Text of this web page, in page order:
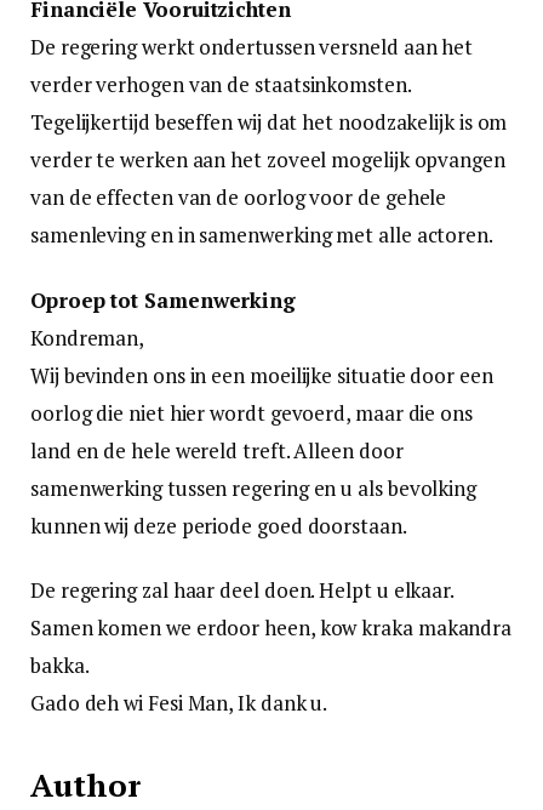
Financiële Vooruitzichten
De regering werkt ondertussen versneld aan het
verder verhogen van de staatsinkomsten.
Tegelijkertijd beseffen wij dat het noodzakelijk is om
verder te werken aan het zoveel mogelijk opvangen
van de effecten van de oorlog voor de gehele
samenleving en in samenwerking met alle actoren.
Oproep tot Samenwerking
Kondreman,
Wij bevinden ons in een moeilijke situatie door een
oorlog die niet hier wordt gevoerd, maar die ons
land en de hele wereld treft. Alleen door
samenwerking tussen regering en u als bevolking
kunnen wij deze periode goed doorstaan.
De regering zal haar deel doen. Helpt u elkaar.
Samen komen we erdoor heen, kow kraka makandra
bakka.
Gado deh wi Fesi Man, Ik dank u.
Author